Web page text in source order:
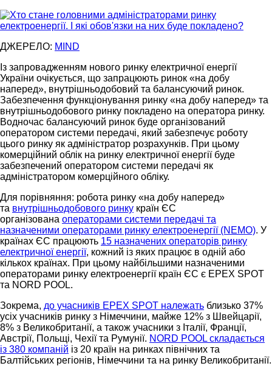
ДЖЕРЕЛО: MIND
Із запровадженням нового ринку електричної енергії
України очікується, що запрацюють ринок «на добу
наперед», внутрішньодобовий та балансуючий ринок.
Забезпечення функціонування ринку «на добу наперед» та
внутрішньодобового ринку покладено на оператора ринку.
Водночас балансуючий ринок буде організований
оператором системи передачі, який забезпечує роботу
цього ринку як адміністратор розрахунків. При цьому
комерційний облік на ринку електричної енергії буде
забезпечений оператором системи передачі як
адміністратором комерційного обліку.
Для порівняння: робота ринку «на добу наперед»
та внутрішньодобового ринку країн ЄС
організована операторами системи передачі та
назначеними операторами ринку електроенергії (NEMO). У
країнах ЄС працюють 15 назначених операторів ринку
електричної енергії, кожний із яких працює в одній або
кількох країнах. При цьому найбільшими назначеними
операторами ринку електроенергії країн ЄС є EPEX SPOT
та NORD POOL.
Зокрема, до учасників EPEX SPOT належать близько 37%
усіх учасників ринку з Німеччини, майже 12% з Швейцарії,
8% з Великобританії, а також учасники з Італії, Франції,
Австрії, Польщі, Чехії та Румунії. NORD POOL складається
із 380 компаній із 20 країн на ринках північних та
Балтійських регіонів, Німеччини та на ринку Великобританії.